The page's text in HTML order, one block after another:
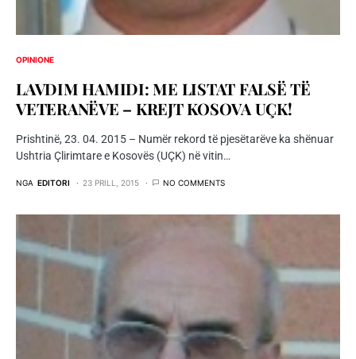
OPINIONE
LAVDIM HAMIDI: ME LISTAT FALSË TË
VETERANËVE – KREJT KOSOVA UÇK!
Prishtinë, 23. 04. 2015 – Numër rekord të pjesëtarëve ka shënuar
Ushtria Çlirimtare e Kosovës (UÇK) në vitin…
NGA EDITORI 23 PRILL, 2015 NO COMMENTS